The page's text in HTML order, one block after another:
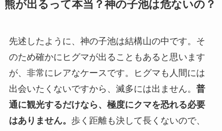
熊が出るって本当？神の子池は危ないの？
先述したように、神の子池は結構山の中です。そ
のため確かにヒグマが出ることもあると思います
が、非常にレアなケースです。ヒグマも人間には
出会いたくないですから、滅多には出ません。 普
通に観光するだけなら、極度にクマを恐れる必要
はありません。 歩く距離も決して長くないので、